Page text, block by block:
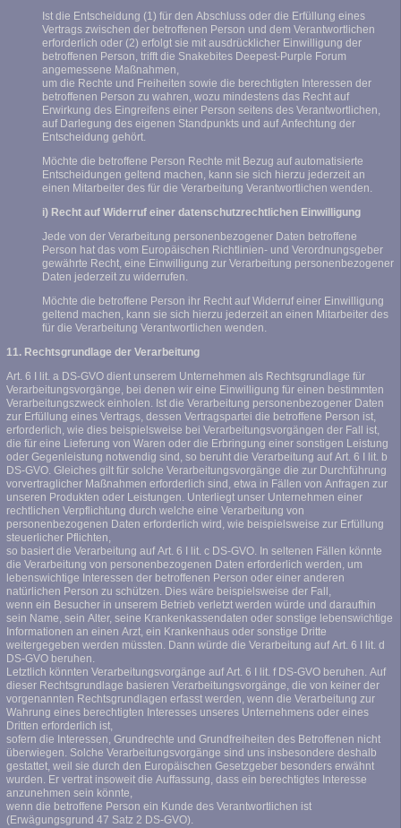
Ist die Entscheidung (1) für den Abschluss oder die Erfüllung eines
Vertrags zwischen der betroffenen Person und dem Verantwortlichen
erforderlich oder (2) erfolgt sie mit ausdrücklicher Einwilligung der
betroffenen Person, trifft die Snakebites Deepest-Purple Forum
angemessene Maßnahmen,
um die Rechte und Freiheiten sowie die berechtigten Interessen der
betroffenen Person zu wahren, wozu mindestens das Recht auf
Erwirkung des Eingreifens einer Person seitens des Verantwortlichen,
auf Darlegung des eigenen Standpunkts und auf Anfechtung der
Entscheidung gehört.
Möchte die betroffene Person Rechte mit Bezug auf automatisierte
Entscheidungen geltend machen, kann sie sich hierzu jederzeit an
einen Mitarbeiter des für die Verarbeitung Verantwortlichen wenden.
i) Recht auf Widerruf einer datenschutzrechtlichen Einwilligung
Jede von der Verarbeitung personenbezogener Daten betroffene
Person hat das vom Europäischen Richtlinien- und Verordnungsgeber
gewährte Recht, eine Einwilligung zur Verarbeitung personenbezogener
Daten jederzeit zu widerrufen.
Möchte die betroffene Person ihr Recht auf Widerruf einer Einwilligung
geltend machen, kann sie sich hierzu jederzeit an einen Mitarbeiter des
für die Verarbeitung Verantwortlichen wenden.
11. Rechtsgrundlage der Verarbeitung
Art. 6 I lit. a DS-GVO dient unserem Unternehmen als Rechtsgrundlage für
Verarbeitungsvorgänge, bei denen wir eine Einwilligung für einen bestimmten
Verarbeitungszweck einholen. Ist die Verarbeitung personenbezogener Daten
zur Erfüllung eines Vertrags, dessen Vertragspartei die betroffene Person ist,
erforderlich, wie dies beispielsweise bei Verarbeitungsvorgängen der Fall ist,
die für eine Lieferung von Waren oder die Erbringung einer sonstigen Leistung
oder Gegenleistung notwendig sind, so beruht die Verarbeitung auf Art. 6 I lit. b
DS-GVO. Gleiches gilt für solche Verarbeitungsvorgänge die zur Durchführung
vorvertraglicher Maßnahmen erforderlich sind, etwa in Fällen von Anfragen zur
unseren Produkten oder Leistungen. Unterliegt unser Unternehmen einer
rechtlichen Verpflichtung durch welche eine Verarbeitung von
personenbezogenen Daten erforderlich wird, wie beispielsweise zur Erfüllung
steuerlicher Pflichten,
so basiert die Verarbeitung auf Art. 6 I lit. c DS-GVO. In seltenen Fällen könnte
die Verarbeitung von personenbezogenen Daten erforderlich werden, um
lebenswichtige Interessen der betroffenen Person oder einer anderen
natürlichen Person zu schützen. Dies wäre beispielsweise der Fall,
wenn ein Besucher in unserem Betrieb verletzt werden würde und daraufhin
sein Name, sein Alter, seine Krankenkassendaten oder sonstige lebenswichtige
Informationen an einen Arzt, ein Krankenhaus oder sonstige Dritte
weitergegeben werden müssten. Dann würde die Verarbeitung auf Art. 6 I lit. d
DS-GVO beruhen.
Letztlich könnten Verarbeitungsvorgänge auf Art. 6 I lit. f DS-GVO beruhen. Auf
dieser Rechtsgrundlage basieren Verarbeitungsvorgänge, die von keiner der
vorgenannten Rechtsgrundlagen erfasst werden, wenn die Verarbeitung zur
Wahrung eines berechtigten Interesses unseres Unternehmens oder eines
Dritten erforderlich ist,
sofern die Interessen, Grundrechte und Grundfreiheiten des Betroffenen nicht
überwiegen. Solche Verarbeitungsvorgänge sind uns insbesondere deshalb
gestattet, weil sie durch den Europäischen Gesetzgeber besonders erwähnt
wurden. Er vertrat insoweit die Auffassung, dass ein berechtigtes Interesse
anzunehmen sein könnte,
wenn die betroffene Person ein Kunde des Verantwortlichen ist
(Erwägungsgrund 47 Satz 2 DS-GVO).